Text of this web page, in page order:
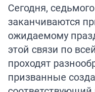
Сегодня,
заканчиваются
ожидаемому
этой связи по
проходят
призванные